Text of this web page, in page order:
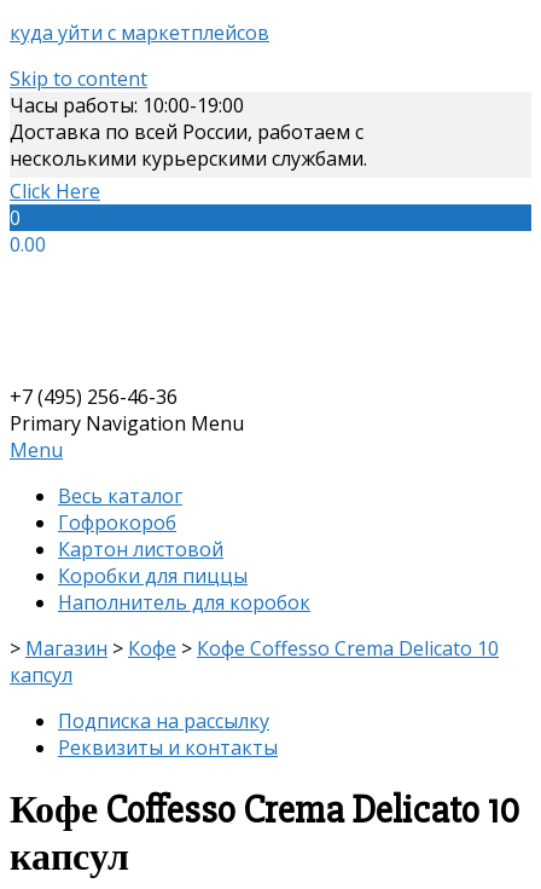
куда уйти с маркетплейсов
Skip to content
Часы работы: 10:00-19:00
Доставка по всей России, работаем с
несколькими курьерскими службами.
Click Here
0
0.00
+7 (495) 256-46-36
Primary Navigation Menu
Menu
Весь каталог
Гофрокороб
Картон листовой
Коробки для пиццы
Наполнитель для коробок
> Магазин > Кофе > Кофе Coffesso Crema Delicato 10
капсул
Подписка на рассылку
Реквизиты и контакты
Кофе Coffesso Crema Delicato 10
капсул